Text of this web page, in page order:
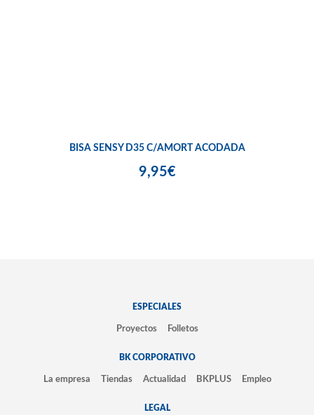
BISA SENSY D35 C/AMORT ACODADA
9,95€
ESPECIALES
Proyectos Folletos
BK CORPORATIVO
La empresa Tiendas Actualidad BKPLUS Empleo
LEGAL